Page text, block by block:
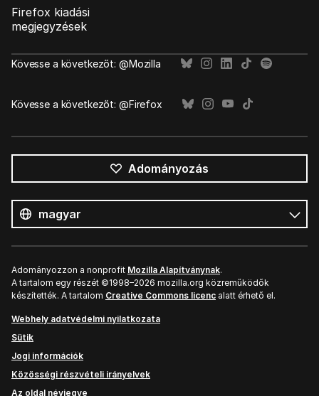
Firefox kiadási
megjegyzések
Kövesse a következőt: @Mozilla
Kövesse a következőt: @Firefox
Adományozás
nyelv
Nyelv
Adományozzon a nonprofit Mozilla Alapítványnak.
A tartalom egy részét ©1998–2026 mozilla.org közreműködők
készítették. A tartalom Creative Commons licenc alatt érhető el.
Webhely adatvédelmi nyilatkozata
Sütik
Jogi információk
Közösségi részvételi irányelvek
Az oldal névjegye